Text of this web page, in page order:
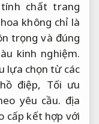
chất trang
hoa không chỉ là
trọng và đúng
kinh nghiệm.
lựa chọn từ các
điệp, Tối ưu
yêu cầu. địa
cấp kết hợp với